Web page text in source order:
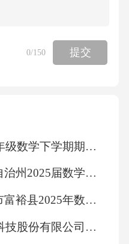
法律效力。2.本合同
并签订补充协议，
0/150 提交
龙子湖区2025届四年级数学下学期期中检测模拟试题含答案
黔西南布依族苗族自治州2025届数学三下期末学业质量监测模拟试题（含答案解析）
黑龙江省齐齐哈尔市富裕县2025年数学四年级第二学期期末统考模拟试题含解析
2025广东依顿电子科技股份有限公司招聘员工关系专员等岗位测试笔试历年难易错考点试卷带答案解析